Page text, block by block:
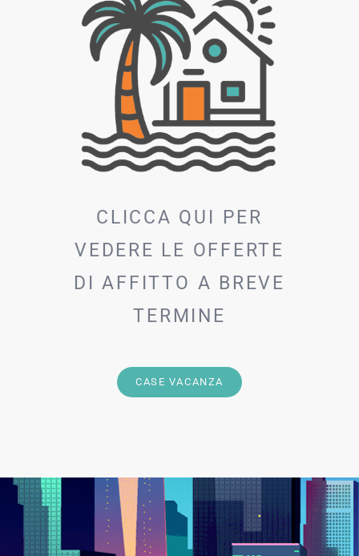
CLICCA QUI PER
VEDERE LE OFFERTE
DI AFFITTO A BREVE
TERMINE
CASE VACANZA